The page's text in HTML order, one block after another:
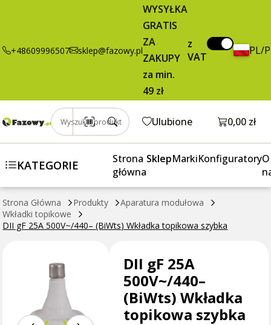
+48609996507 sklep@fazowy.pl
WYSYŁKA
GRATIS
ZA
ZAKUPY
za min.
49 zł
z
VAT
PL/
Wyszukaj produkt Ulubione Otwórz
0,00 zł
KATEGORIE
Strona
główna
SklepMarkiKonfiguratoryO
Strona Główna Produkty
Aparatura modułowa
Wkładki topikowe
DII gF 25A 500V~/440– (BiWts) Wkładka topikowa szybka
DII gF 25A
500V~/440–
(BiWts) Wkładka
topikowa szybka